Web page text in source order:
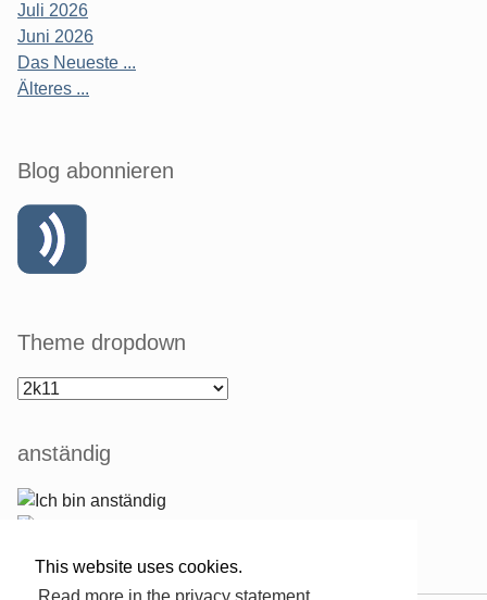
This website uses cookies.
Juli 2026
Juni 2026
Das Neueste ...
Älteres ...
Blog abonnieren
Theme dropdown
anständig